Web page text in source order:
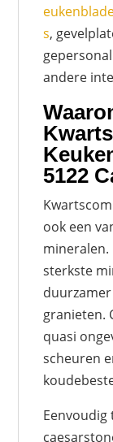
s,
andere
5122
ook een
mineralen.
sterkste
granieten.
quasi
scheuren